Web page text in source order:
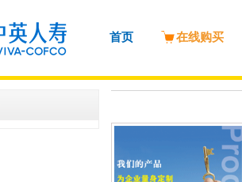
首页 在线购买